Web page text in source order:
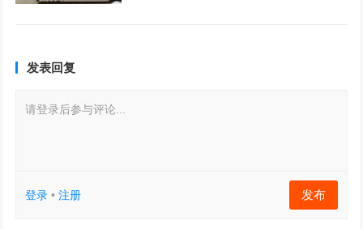
发表回复
请登录后参与评论...
登录 •注册 发布